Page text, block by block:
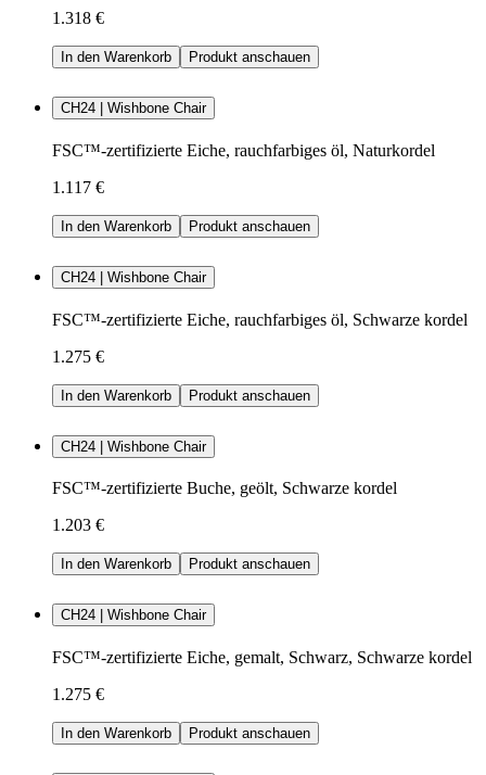
1.318 €
In den Warenkorb Produkt anschauen
CH24 | Wishbone Chair
FSC™-zertifizierte Eiche, rauchfarbiges öl, Naturkordel
1.117 €
In den Warenkorb Produkt anschauen
CH24 | Wishbone Chair
FSC™-zertifizierte Eiche, rauchfarbiges öl, Schwarze kordel
1.275 €
In den Warenkorb Produkt anschauen
CH24 | Wishbone Chair
FSC™-zertifizierte Buche, geölt, Schwarze kordel
1.203 €
In den Warenkorb Produkt anschauen
CH24 | Wishbone Chair
FSC™-zertifizierte Eiche, gemalt, Schwarz, Schwarze kordel
1.275 €
In den Warenkorb Produkt anschauen